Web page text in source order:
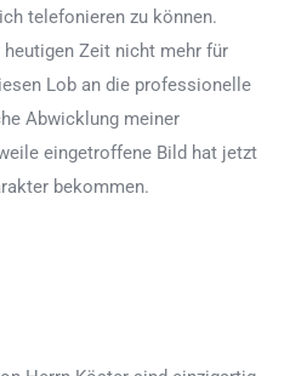
telefonieren zu können.
Zeit nicht mehr für
Lob an die professionelle
Abwicklung meiner
eingetroffene Bild hat jetzt
bekommen.